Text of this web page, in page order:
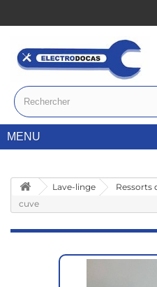
MENU
Lave-linge Ressorts
cuve